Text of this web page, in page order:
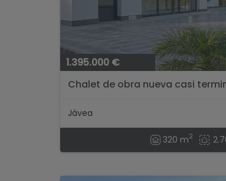
1.395.000 €
Chalet de obra nueva casi
Jávea
320 m2